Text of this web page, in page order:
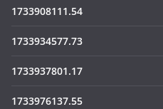
1733908111.54
1733934577.73
1733937801.17
1733976137.55